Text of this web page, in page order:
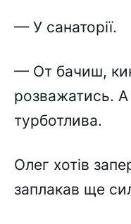
— У санаторії.
— От бачиш,
розважатись.
турботлива.
Олег хотів
заплакав ще